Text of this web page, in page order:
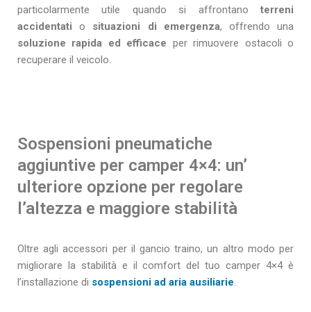
particolarmente utile quando si affrontano terreni
accidentati o situazioni di emergenza, offrendo una
soluzione rapida ed efficace per rimuovere ostacoli o
recuperare il veicolo.
Sospensioni pneumatiche
aggiuntive per camper 4×4: un’
ulteriore opzione per regolare
l’altezza e maggiore stabilità
Oltre agli accessori per il gancio traino, un altro modo per
migliorare la stabilità e il comfort del tuo camper 4×4 è
l’installazione di sospensioni ad aria ausiliarie